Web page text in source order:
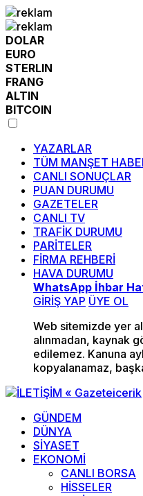
DOLAR
EURO
STERLIN
FRANG
ALTIN
BITCOIN
YAZARLAR
TÜM MANŞET
CANLI SONUÇLAR
PUAN DURUMU
GAZETELER
CANLI TV
TRAFİK DURUMU
PARİTELER
FİRMA REHBERİ
HAVA DURUMU
WhatsApp İhbar
GİRİŞ YAP ÜYE OL
Web sitemizde yer
alınmadan, kaynak
edilemez. Kanuna
kopyalanamaz,
GÜNDEM
DÜNYA
SİYASET
EKONOMİ
CANLI BORSA
HİSSELER